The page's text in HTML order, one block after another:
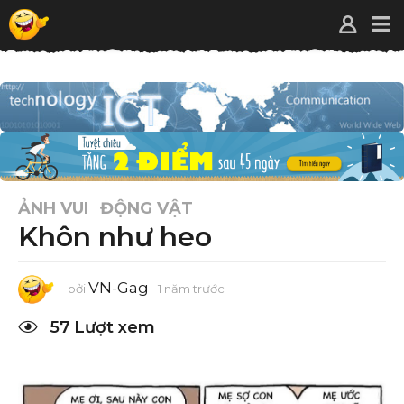
ẢNH VUI ĐỘNG VẬT
Khôn như heo
bởi VN-Gag 1 năm trước
c
57 Lượt xem